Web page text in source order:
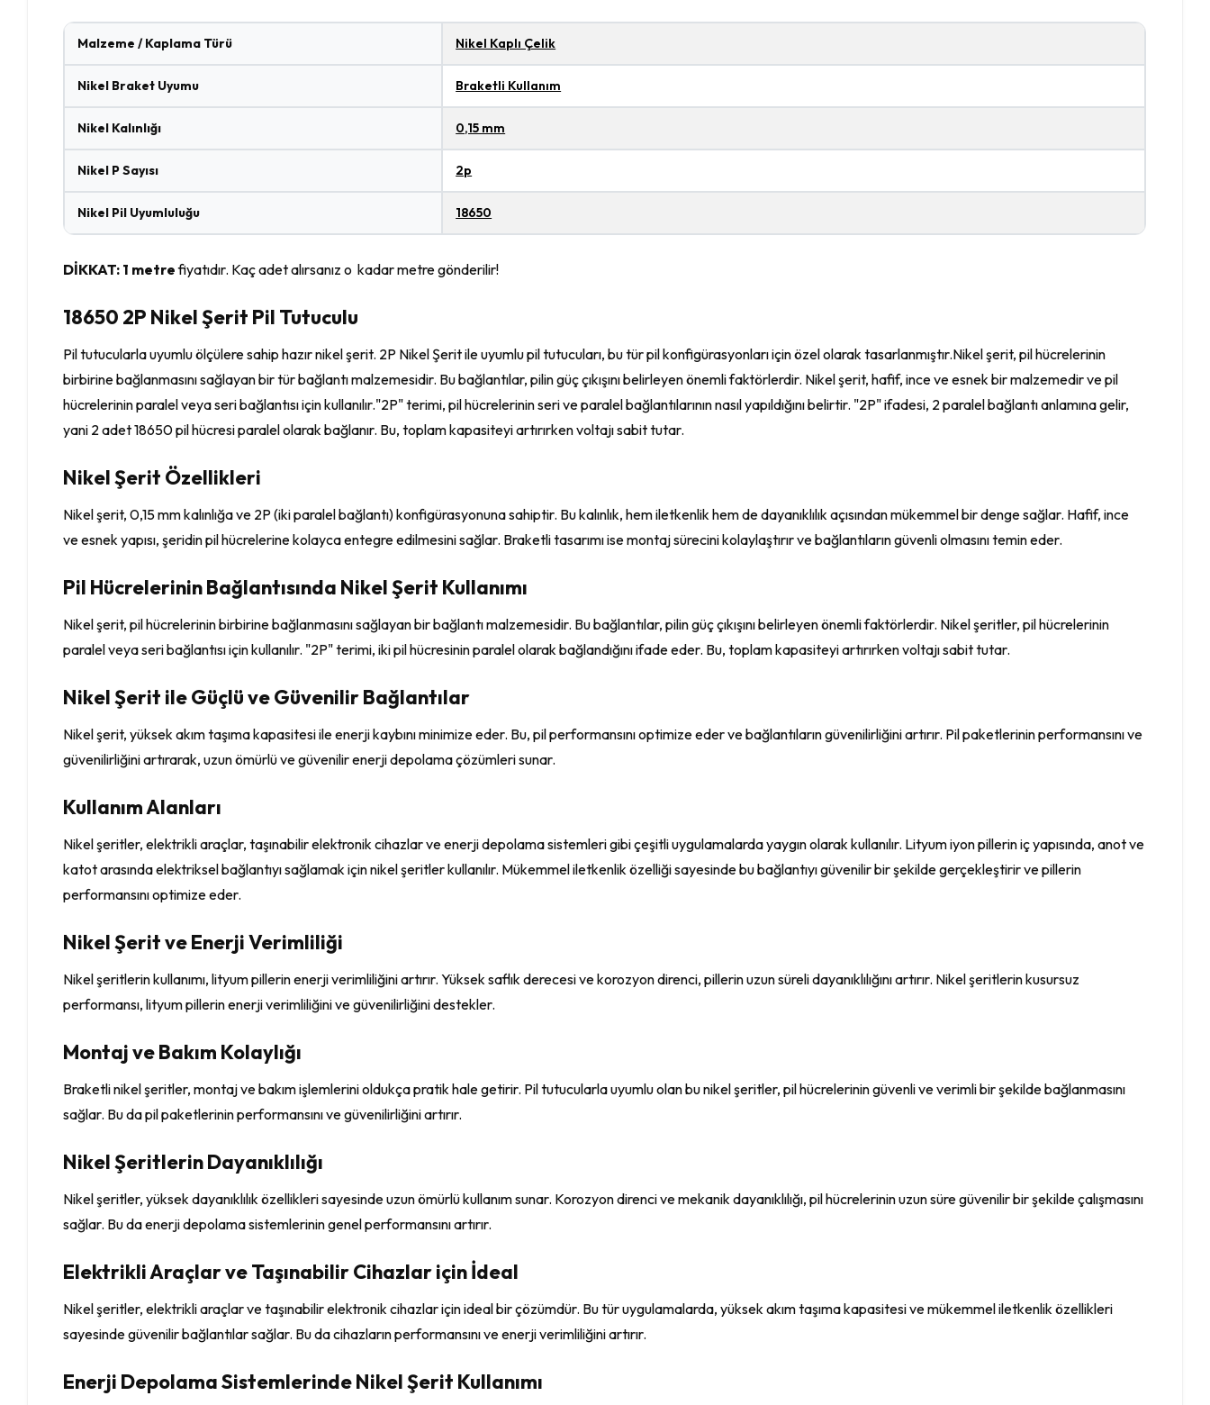
Malzeme / Kaplama Türü Nikel Kaplı Çelik
Nikel Braket Uyumu Braketli Kullanım
Nikel Kalınlığı 0,15 mm
Nikel P Sayısı 2p
Nikel Pil Uyumluluğu 18650
DİKKAT: 1 metrefiyatıdır. Kaç adet alırsanız o kadar metre gönderilir!
18650 2P Nikel Şerit Pil Tutuculu
Pil tutucularla uyumlu ölçülere sahip hazır nikel şerit. 2P Nikel Şerit ile uyumlu pil tutucuları, bu tür pil konfigürasyonları için özel olarak tasarlanmıştır.Nikel şerit, pil hücrelerinin
birbirine bağlanmasını sağlayan bir tür bağlantı malzemesidir. Bu bağlantılar, pilin güç çıkışını belirleyen önemli faktörlerdir. Nikel şerit, hafif, ince ve esnek bir malzemedir ve pil
hücrelerinin paralel veya seri bağlantısı için kullanılır."2P" terimi, pil hücrelerinin seri ve paralel bağlantılarının nasıl yapıldığını belirtir. "2P" ifadesi, 2 paralel bağlantı anlamına gelir,
yani 2 adet 18650 pil hücresi paralel olarak bağlanır. Bu, toplam kapasiteyi artırırken voltajı sabit tutar.
Nikel Şerit Özellikleri
Nikel şerit, 0,15 mm kalınlığa ve 2P (iki paralel bağlantı) konfigürasyonuna sahiptir. Bu kalınlık, hem iletkenlik hem de dayanıklılık açısından mükemmel bir denge sağlar. Hafif, ince
ve esnek yapısı, şeridin pil hücrelerine kolayca entegre edilmesini sağlar. Braketli tasarımı ise montaj sürecini kolaylaştırır ve bağlantıların güvenli olmasını temin eder.
Pil Hücrelerinin Bağlantısında Nikel Şerit Kullanımı
Nikel şerit, pil hücrelerinin birbirine bağlanmasını sağlayan bir bağlantı malzemesidir. Bu bağlantılar, pilin güç çıkışını belirleyen önemli faktörlerdir. Nikel şeritler, pil hücrelerinin
paralel veya seri bağlantısı için kullanılır. "2P" terimi, iki pil hücresinin paralel olarak bağlandığını ifade eder. Bu, toplam kapasiteyi artırırken voltajı sabit tutar.
Nikel Şerit ile Güçlü ve Güvenilir Bağlantılar
Nikel şerit, yüksek akım taşıma kapasitesi ile enerji kaybını minimize eder. Bu, pil performansını optimize eder ve bağlantıların güvenilirliğini artırır. Pil paketlerinin performansını ve
güvenilirliğini artırarak, uzun ömürlü ve güvenilir enerji depolama çözümleri sunar.
Kullanım Alanları
Nikel şeritler, elektrikli araçlar, taşınabilir elektronik cihazlar ve enerji depolama sistemleri gibi çeşitli uygulamalarda yaygın olarak kullanılır. Lityum iyon pillerin iç yapısında, anot ve
katot arasında elektriksel bağlantıyı sağlamak için nikel şeritler kullanılır. Mükemmel iletkenlik özelliği sayesinde bu bağlantıyı güvenilir bir şekilde gerçekleştirir ve pillerin
performansını optimize eder.
Nikel Şerit ve Enerji Verimliliği
Nikel şeritlerin kullanımı, lityum pillerin enerji verimliliğini artırır. Yüksek saflık derecesi ve korozyon direnci, pillerin uzun süreli dayanıklılığını artırır. Nikel şeritlerin kusursuz
performansı, lityum pillerin enerji verimliliğini ve güvenilirliğini destekler.
Montaj ve Bakım Kolaylığı
Braketli nikel şeritler, montaj ve bakım işlemlerini oldukça pratik hale getirir. Pil tutucularla uyumlu olan bu nikel şeritler, pil hücrelerinin güvenli ve verimli bir şekilde bağlanmasını
sağlar. Bu da pil paketlerinin performansını ve güvenilirliğini artırır.
Nikel Şeritlerin Dayanıklılığı
Nikel şeritler, yüksek dayanıklılık özellikleri sayesinde uzun ömürlü kullanım sunar. Korozyon direnci ve mekanik dayanıklılığı, pil hücrelerinin uzun süre güvenilir bir şekilde çalışmasını
sağlar. Bu da enerji depolama sistemlerinin genel performansını artırır.
Elektrikli Araçlar ve Taşınabilir Cihazlar için İdeal
Nikel şeritler, elektrikli araçlar ve taşınabilir elektronik cihazlar için ideal bir çözümdür. Bu tür uygulamalarda, yüksek akım taşıma kapasitesi ve mükemmel iletkenlik özellikleri
sayesinde güvenilir bağlantılar sağlar. Bu da cihazların performansını ve enerji verimliliğini artırır.
Enerji Depolama Sistemlerinde Nikel Şerit Kullanımı